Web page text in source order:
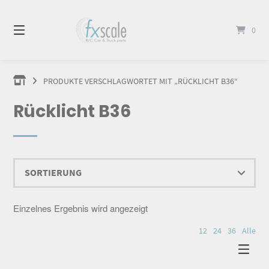
zum
0
PRODUKTE VERSCHLAGWORTET MIT „RÜCKLICHT B36“
Rücklicht B36
Einzelnes Ergebnis wird angezeigt
12 24 36 Alle